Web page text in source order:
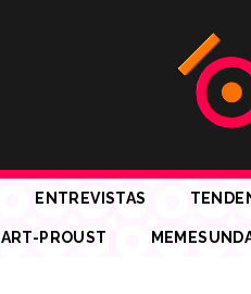
ENTREVISTAS
ART-PROUST